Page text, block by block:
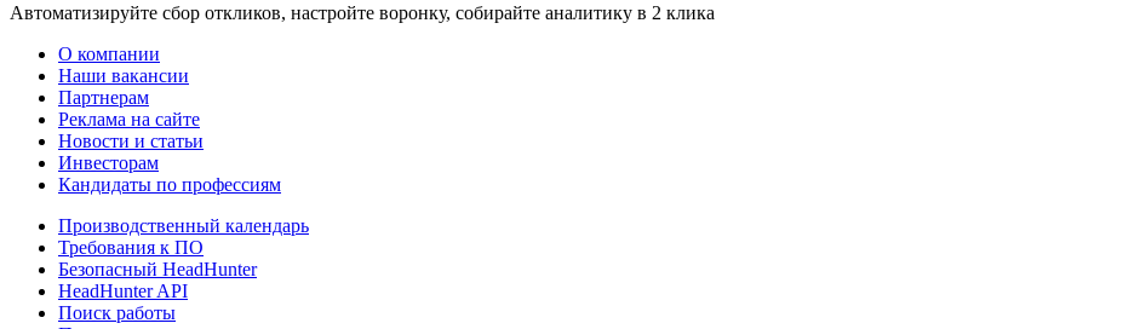
Автоматизируйте сбор откликов, настройте воронку, собирайте аналитику в 2 клика
О компании
Наши вакансии
Партнерам
Реклама на сайте
Новости и статьи
Инвесторам
Кандидаты по профессиям
Производственный календарь
Требования к ПО
Безопасный HeadHunter
HeadHunter API
Поиск работы